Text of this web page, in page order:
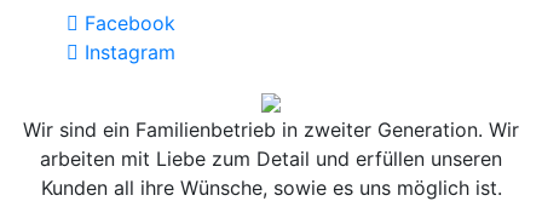
Facebook
Instagram
Wir sind ein Familienbetrieb in zweiter Generation. Wir
arbeiten mit Liebe zum Detail und erfüllen unseren
Kunden all ihre Wünsche, sowie es uns möglich ist.